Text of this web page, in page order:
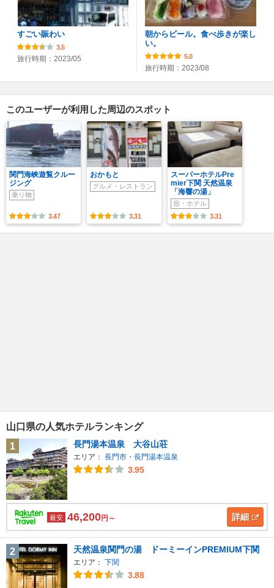
すごい賑わい
3.5
旅行時期：2023/05
朝からビール。食べ歩きが楽し
い。
5.0
旅行時期：2023/08
このユーザーが利用した周辺のスポット
関門海峡遊覧クルー
ジング
乗り物
3.47
おかもと
グルメ・レストラン
3.31
スーパーホテルPre
mier下関 天然温泉
「海響の湯」
宿・ホテル
3.31
山口県の人気ホテルランキング
1
長門湯本温泉 大谷山荘
エリア： 長門市・長門湯本温泉
3.95
最安 46,200円～ 詳細
2 天然温泉関門の湯 ドーミーインPREMIUM下関
エリア： 下関
3.88